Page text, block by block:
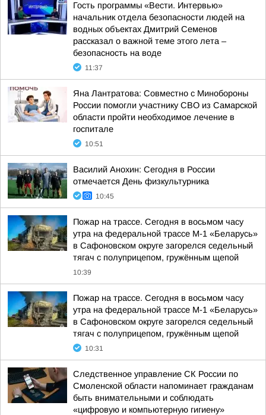
Гость программы «Вести. Интервью»
начальник отдела безопасности людей на
водных объектах Дмитрий Семенов
рассказал о важной теме этого лета –
безопасность на воде
11:37
Яна Лантратова: Совместно с Минобороны
России помогли участнику СВО из Самарской
области пройти необходимое лечение в
госпитале
10:51
Василий Анохин: Сегодня в России
отмечается День физкультурника
10:45
Пожар на трассе. Сегодня в восьмом часу
утра на федеральной трассе М-1 «Беларусь»
в Сафоновском округе загорелся седельный
тягач с полуприцепом, гружённым щепой
10:39
Пожар на трассе. Сегодня в восьмом часу
утра на федеральной трассе М-1 «Беларусь»
в Сафоновском округе загорелся седельный
тягач с полуприцепом, гружённым щепой
10:31
Следственное управление СК России по
Смоленской области напоминает гражданам
быть внимательными и соблюдать
«цифровую и компьютерную гигиену»